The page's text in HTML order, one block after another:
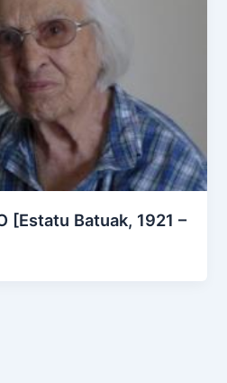
[Estatu Batuak, 1921 –